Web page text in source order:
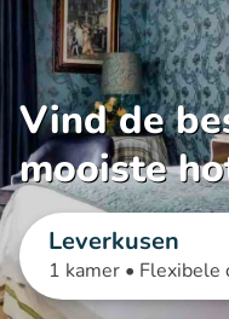
Vind de
mooiste
Leverkusen
1 kamer • Flexibele